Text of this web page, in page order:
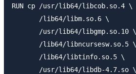
RUN cp /usr/lib64/libcob.so.4 \
       /lib64/libm.so.6 \
       /usr/lib64/libgmp.so.10 \
       /lib64/libncursesw.so.5 \
       /lib64/libtinfo.so.5 \
       /usr/lib64/libdb-4.7.so \